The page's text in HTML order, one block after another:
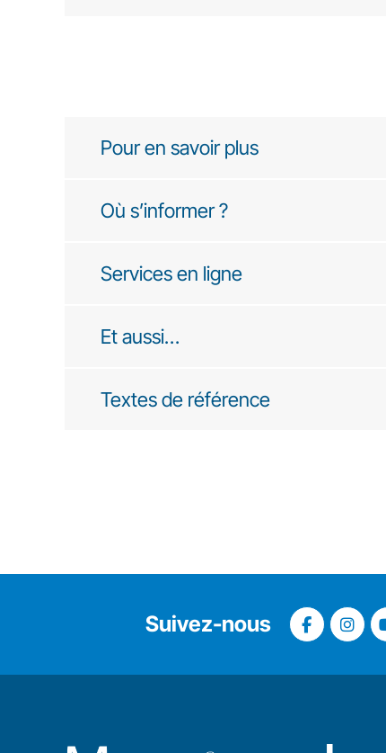
Pour en savoir plus
Où s’informer ?
Services en ligne
Et aussi…
Textes de référence
Suivez-nous